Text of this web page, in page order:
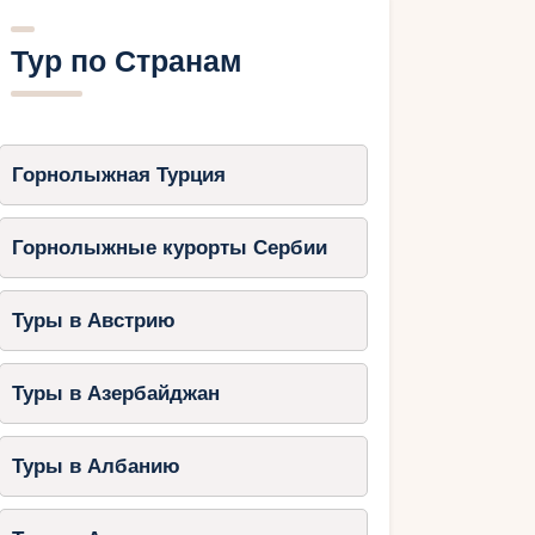
Тур по Странам
Горнолыжная Турция
Горнолыжные курорты Сербии
Туры в Австрию
Туры в Азербайджан
Туры в Албанию